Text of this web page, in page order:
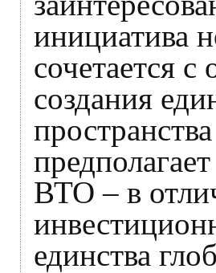
инициатива
сочетается
создания
ВТО – в
единства